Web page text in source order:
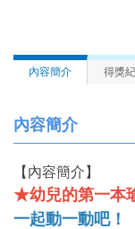
內容簡介 得獎
內容簡介
【內容簡介】
★幼兒的第一本
一起動一動吧！